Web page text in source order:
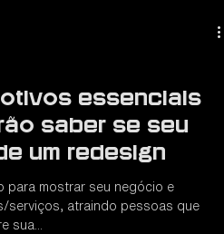
essenciais
saber se seu
um redesign
para mostrar seu negócio e